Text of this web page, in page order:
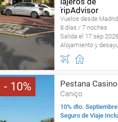
Vuelos desde Madrid
8 días / 7 noches
Salida el 17 sep 2026
Alojamiento y
10 Pestana
Caniço
10% dto.
Seguro de Viaje